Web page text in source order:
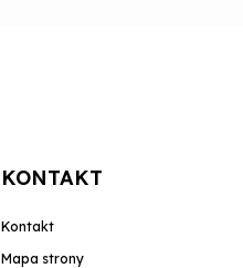
KONTAKT
Kontakt
Mapa strony